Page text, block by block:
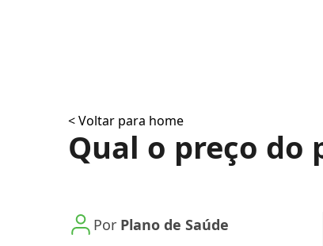
< Voltar para home
Qual o preço do
Por Plano de Saúde